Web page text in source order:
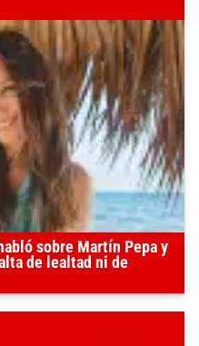
sobre Martín Pepa y
de lealtad ni de